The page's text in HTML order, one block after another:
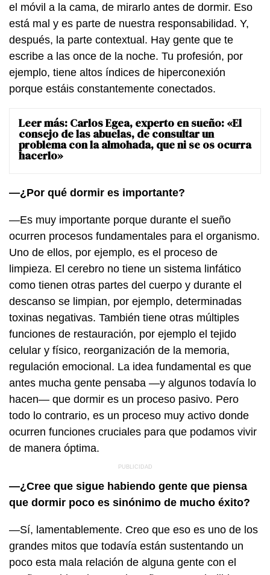
el móvil a la cama, de mirarlo antes de dormir. Eso
está mal y es parte de nuestra responsabilidad. Y,
después, la parte contextual. Hay gente que te
escribe a las once de la noche. Tu profesión, por
ejemplo, tiene altos índices de hiperconexión
porque estáis constantemente conectados.
Leer más: Carlos Egea, experto en sueño: «El
consejo de las abuelas, de consultar un
problema con la almohada, que ni se os ocurra
hacerlo»
—¿Por qué dormir es importante?
—Es muy importante porque durante el sueño
ocurren procesos fundamentales para el organismo.
Uno de ellos, por ejemplo, es el proceso de
limpieza. El cerebro no tiene un sistema linfático
como tienen otras partes del cuerpo y durante el
descanso se limpian, por ejemplo, determinadas
toxinas negativas. También tiene otras múltiples
funciones de restauración, por ejemplo el tejido
celular y físico, reorganización de la memoria,
regulación emocional. La idea fundamental es que
antes mucha gente pensaba —y algunos todavía lo
hacen— que dormir es un proceso pasivo. Pero
todo lo contrario, es un proceso muy activo donde
ocurren funciones cruciales para que podamos vivir
de manera óptima.
—¿Cree que sigue habiendo gente que piensa
que dormir poco es sinónimo de mucho éxito?
—Sí, lamentablemente. Creo que eso es uno de los
grandes mitos que todavía están sustentando un
poco esta mala relación de alguna gente con el